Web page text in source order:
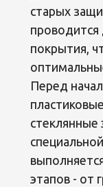
старых
проводится
покрытия,
Перед
этапов - от